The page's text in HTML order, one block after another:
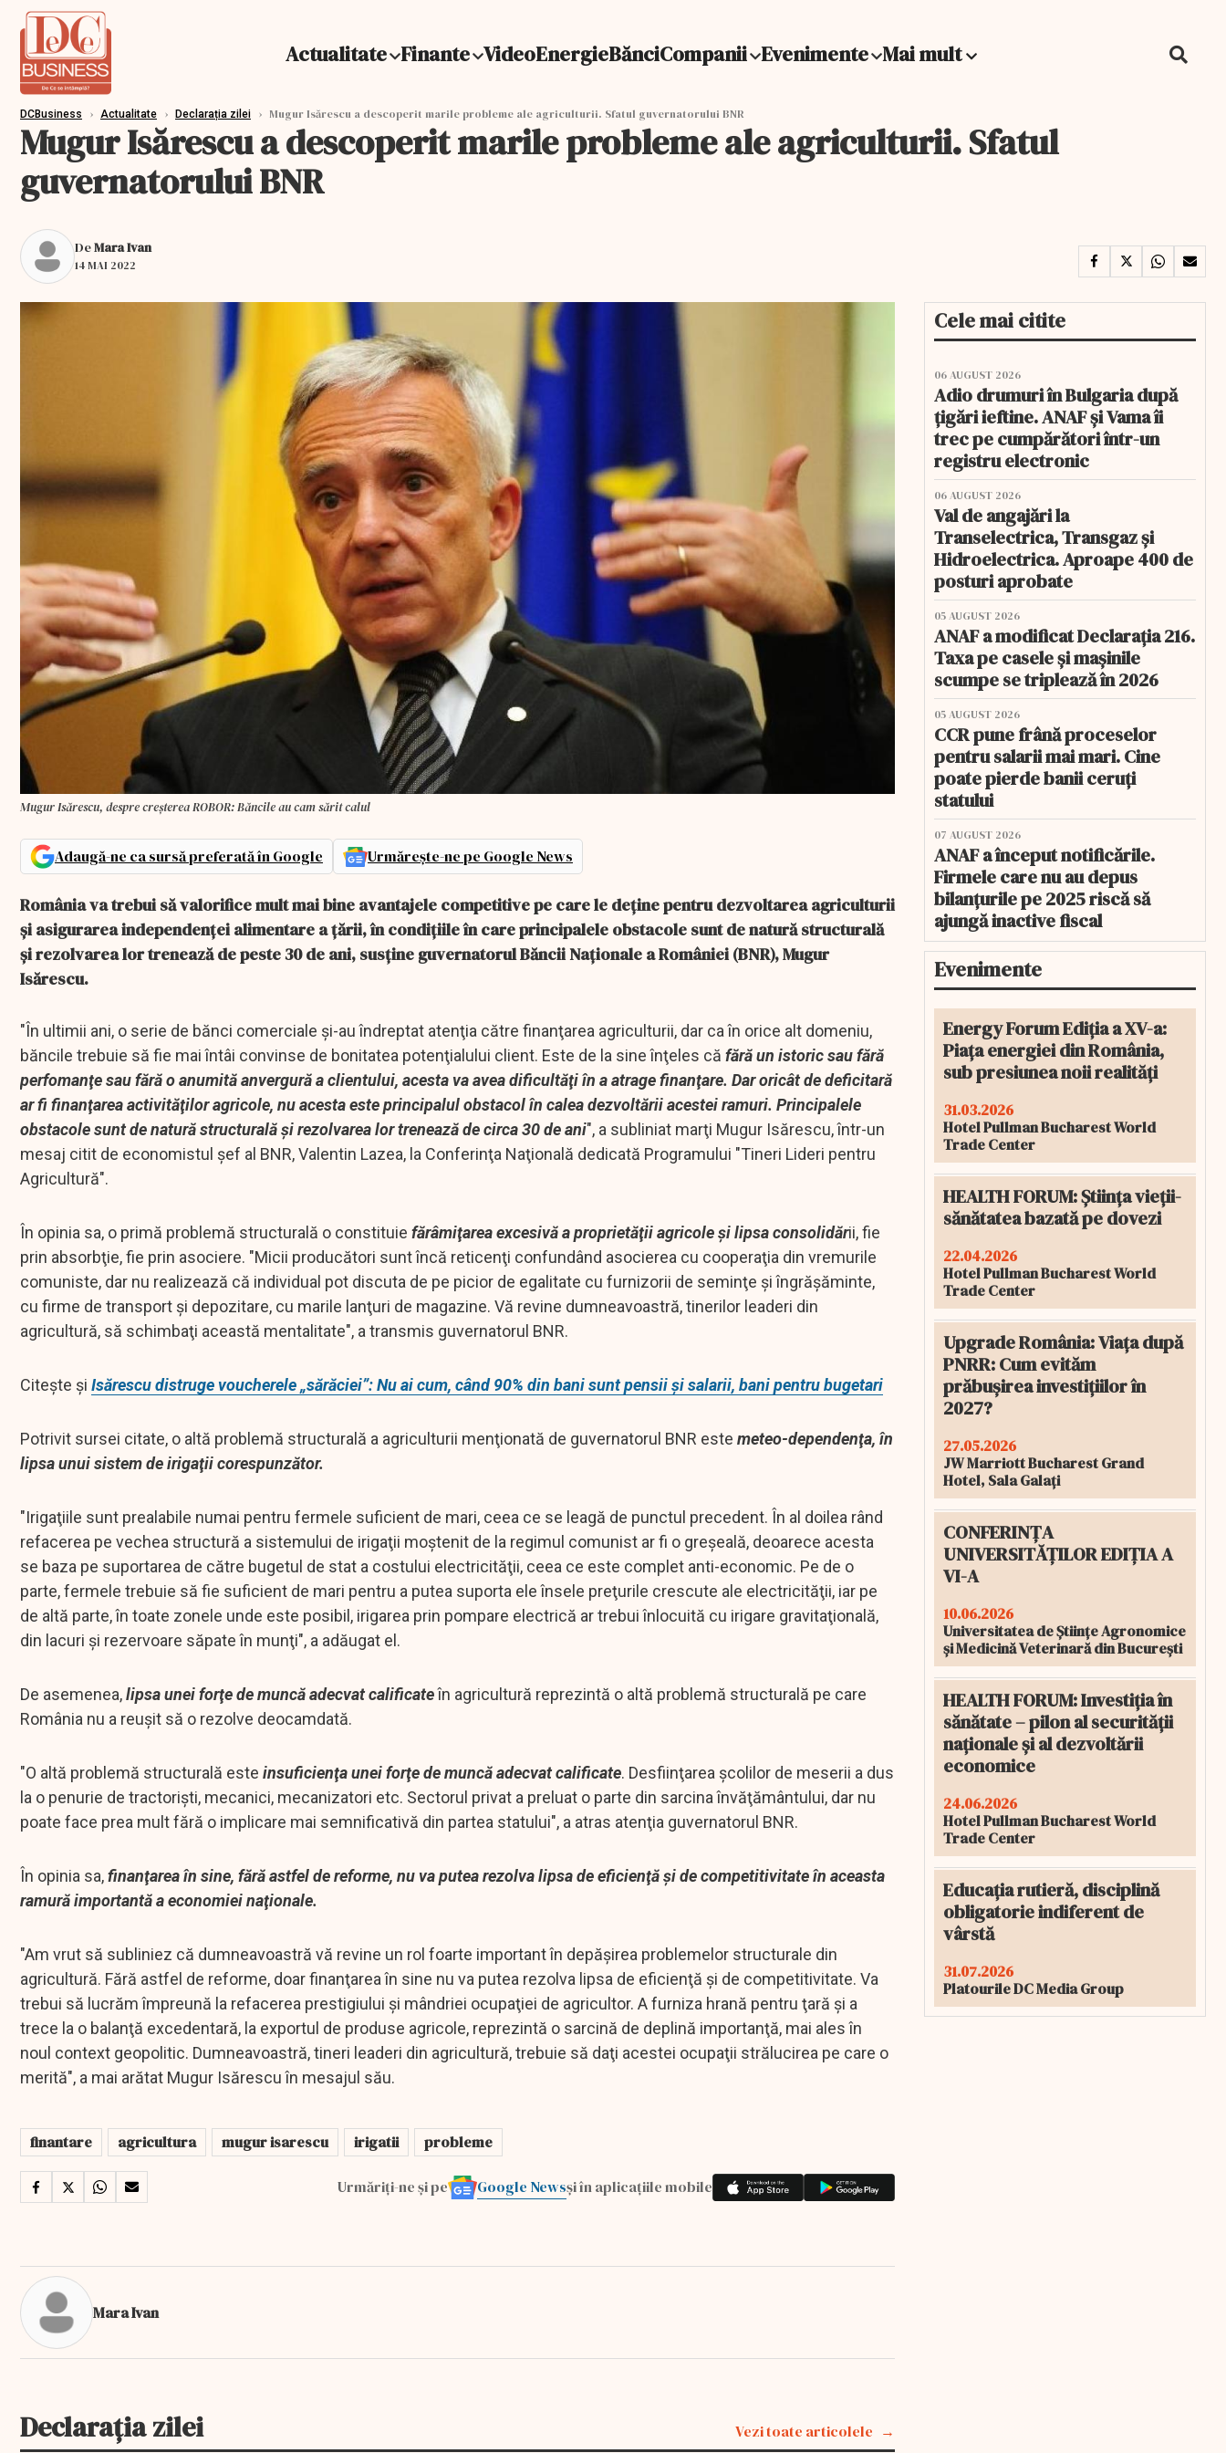
Actualitate Finante VideoEnergieBănciCompanii Evenimente Mai mult
DCBusiness › Actualitate › Declarația zilei › Mugur Isărescu a descoperit marile probleme ale agriculturii. Sfatul guvernatorului BNR
Mugur Isărescu a descoperit marile probleme ale agriculturii. Sfatul
guvernatorului BNR
DeMara Ivan
14 MAI 2022
Mugur Isărescu, despre creșterea ROBOR: Băncile au cam sărit calul
Adaugă-ne ca sursă preferată în Google Urmărește-ne pe Google News
România va trebui să valorifice mult mai bine avantajele competitive pe care le deţine pentru dezvoltarea agriculturii
şi asigurarea independenţei alimentare a ţării, în condiţiile în care principalele obstacole sunt de natură structurală
şi rezolvarea lor trenează de peste 30 de ani, susţine guvernatorul Băncii Naţionale a României (BNR), Mugur
Isărescu.
"În ultimii ani, o serie de bănci comerciale şi-au îndreptat atenţia către finanţarea agriculturii, dar ca în orice alt domeniu,
băncile trebuie să fie mai întâi convinse de bonitatea potenţialului client. Este de la sine înţeles că fără un istoric sau fără
perfomanţe sau fără o anumită anvergură a clientului, acesta va avea dificultăţi în a atrage finanţare. Dar oricât de deficitară
ar fi finanţarea activităţilor agricole, nu acesta este principalul obstacol în calea dezvoltării acestei ramuri. Principalele
obstacole sunt de natură structurală şi rezolvarea lor trenează de circa 30 de ani", a subliniat marţi Mugur Isărescu, într-un
mesaj citit de economistul şef al BNR, Valentin Lazea, la Conferinţa Naţională dedicată Programului "Tineri Lideri pentru
Agricultură".
În opinia sa, o primă problemă structurală o constituie fărâmiţarea excesivă a proprietăţii agricole şi lipsa consolidării, fie
prin absorbţie, fie prin asociere. "Micii producători sunt încă reticenţi confundând asocierea cu cooperaţia din vremurile
comuniste, dar nu realizează că individual pot discuta de pe picior de egalitate cu furnizorii de seminţe şi îngrăşăminte,
cu firme de transport şi depozitare, cu marile lanţuri de magazine. Vă revine dumneavoastră, tinerilor leaderi din
agricultură, să schimbaţi această mentalitate", a transmis guvernatorul BNR.
Citește și Isărescu distruge voucherele „sărăciei”: Nu ai cum, când 90% din bani sunt pensii și salarii, bani pentru bugetari
Potrivit sursei citate, o altă problemă structurală a agriculturii menţionată de guvernatorul BNR este meteo-dependenţa, în
lipsa unui sistem de irigaţii corespunzător.
"Irigaţiile sunt prealabile numai pentru fermele suficient de mari, ceea ce se leagă de punctul precedent. În al doilea rând
refacerea pe vechea structură a sistemului de irigaţii moştenit de la regimul comunist ar fi o greşeală, deoarece acesta
se baza pe suportarea de către bugetul de stat a costului electricităţii, ceea ce este complet anti-economic. Pe de o
parte, fermele trebuie să fie suficient de mari pentru a putea suporta ele însele preţurile crescute ale electricităţii, iar pe
de altă parte, în toate zonele unde este posibil, irigarea prin pompare electrică ar trebui înlocuită cu irigare gravitaţională,
din lacuri şi rezervoare săpate în munţi", a adăugat el.
De asemenea,lipsa unei forţe de muncă adecvat calificateîn agricultură reprezintă o altă problemă structurală pe care
România nu a reuşit să o rezolve deocamdată.
"O altă problemă structurală este insuficienţa unei forţe de muncă adecvat calificate. Desfiinţarea şcolilor de meserii a dus
la o penurie de tractorişti, mecanici, mecanizatori etc. Sectorul privat a preluat o parte din sarcina învăţământului, dar nu
poate face prea mult fără o implicare mai semnificativă din partea statului", a atras atenţia guvernatorul BNR.
În opinia sa,finanţarea în sine, fără astfel de reforme, nu va putea rezolva lipsa de eficienţă şi de competitivitate în aceasta
ramură importantă a economiei naţionale.
"Am vrut să subliniez că dumneavoastră vă revine un rol foarte important în depăşirea problemelor structurale din
agricultură. Fără astfel de reforme, doar finanţarea în sine nu va putea rezolva lipsa de eficienţă şi de competitivitate. Va
trebui să lucrăm împreună la refacerea prestigiului şi mândriei ocupaţiei de agricultor. A furniza hrană pentru ţară şi a
trece la o balanţă excedentară, la exportul de produse agricole, reprezintă o sarcină de deplină importanţă, mai ales în
noul context geopolitic. Dumneavoastră, tineri leaderi din agricultură, trebuie să daţi acestei ocupaţii strălucirea pe care o
merită", a mai arătat Mugur Isărescu în mesajul său.
finantare agricultura mugur isarescu irigatii probleme
Urmăriți-ne și pe Google Newsși în aplicațiile mobile
Mara Ivan
Declarația zilei Vezi toate articolele
Cele mai citite
06 AUGUST 2026
Adio drumuri în Bulgaria după
țigări ieftine. ANAF și Vama îi
trec pe cumpărători într-un
registru electronic
06 AUGUST 2026
Val de angajări la
Transelectrica, Transgaz și
Hidroelectrica. Aproape 400 de
posturi aprobate
05 AUGUST 2026
ANAF a modificat Declarația 216.
Taxa pe casele și mașinile
scumpe se triplează în 2026
05 AUGUST 2026
CCR pune frână proceselor
pentru salarii mai mari. Cine
poate pierde banii ceruți
statului
07 AUGUST 2026
ANAF a început notificările.
Firmele care nu au depus
bilanțurile pe 2025 riscă să
ajungă inactive fiscal
Evenimente
Energy Forum Ediția a XV-a:
Piața energiei din România,
sub presiunea noii realități
31.03.2026
Hotel Pullman Bucharest World
Trade Center
HEALTH FORUM: Știința vieții-
sănătatea bazată pe dovezi
22.04.2026
Hotel Pullman Bucharest World
Trade Center
Upgrade România: Viața după
PNRR: Cum evităm
prăbușirea investițiilor în
2027?
27.05.2026
JW Marriott Bucharest Grand
Hotel, Sala Galați
CONFERINȚA
UNIVERSITĂȚILOR EDIȚIA A
VI-A
10.06.2026
Universitatea de Științe Agronomice
și Medicină Veterinară din București
HEALTH FORUM: Investiția în
sănătate – pilon al securității
naționale și al dezvoltării
economice
24.06.2026
Hotel Pullman Bucharest World
Trade Center
Educația rutieră, disciplină
obligatorie indiferent de
vârstă
31.07.2026
Platourile DC Media Group